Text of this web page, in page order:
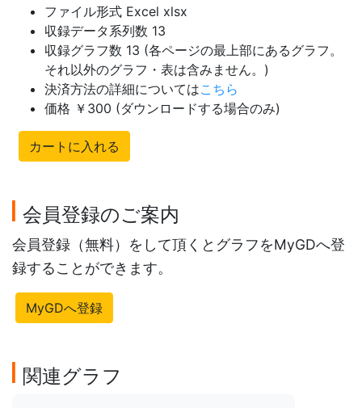
ファイル形式 Excel xlsx
収録データ系列数 13
収録グラフ数 13 (各ページの最上部にあるグラフ。
それ以外のグラフ・表は含みません。)
決済方法の詳細についてはこちら
価格 ￥300 (ダウンロードする場合のみ)
カートに入れる
会員登録のご案内
会員登録（無料）をして頂くとグラフをMyGDへ登
録することができます。
MyGDへ登録
関連グラフ